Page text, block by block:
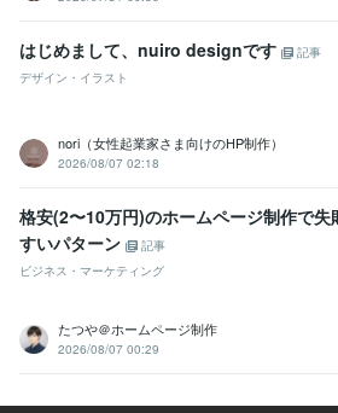
はじめまして、nuiro designです
記事
デザイン・イラスト
nori（女性起業家さま向けのHP制作）
2026/08/07 02:18
格安(2〜10万円)のホームページ制作で失
すいパターン
記事
ビジネス・マーケティング
たつや＠ホームページ制作
2026/08/07 00:29